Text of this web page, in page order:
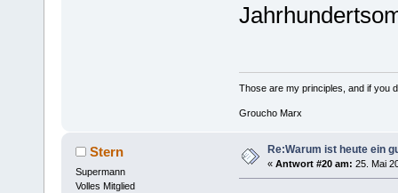
Those are my principles, and if you
Groucho Marx
Stern
Supermann
Volles Mitglied
Re:Warum ist heute ein
« Antwort #20 am: 25. Mai